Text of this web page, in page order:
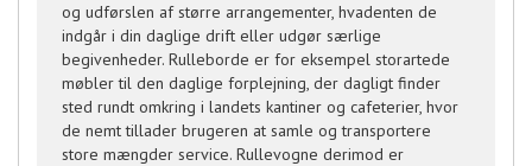
og udførslen af større arrangementer, hvadenten de
indgår i din daglige drift eller udgør særlige
begivenheder. Rulleborde er for eksempel storartede
møbler til den daglige forplejning, der dagligt finder
sted rundt omkring i landets kantiner og cafeterier, hvor
de nemt tillader brugeren at samle og transportere
store mængder service. Rullevogne derimod er